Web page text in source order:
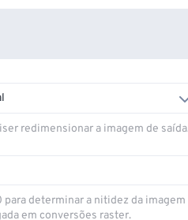
redimensionar a imagem de
para determinar a nitidez da imagem
em conversões raster.